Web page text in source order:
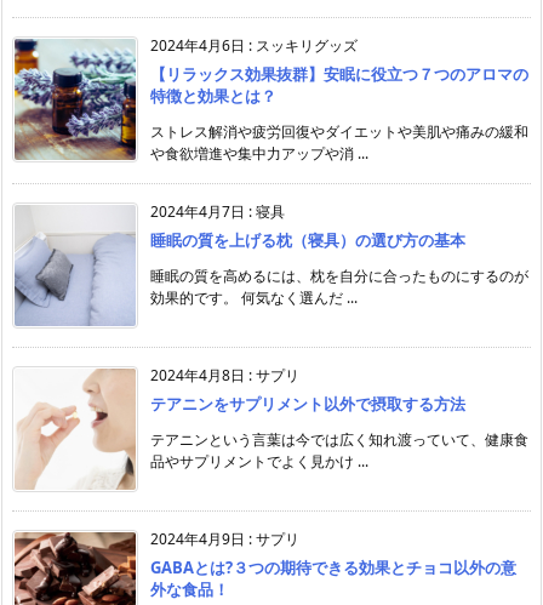
2024年4月6日 : スッキリグッズ
【リラックス効果抜群】安眠に役立つ７つのアロマの
特徴と効果とは？
ストレス解消や疲労回復やダイエットや美肌や痛みの緩和
や食欲増進や集中力アップや消 ...
2024年4月7日 :寝具
睡眠の質を上げる枕（寝具）の選び方の基本
睡眠の質を高めるには、枕を自分に合ったものにするのが
効果的です。 何気なく選んだ ...
2024年4月8日 :サプリ
テアニンをサプリメント以外で摂取する方法
テアニンという言葉は今では広く知れ渡っていて、健康食
品やサプリメントでよく見かけ ...
2024年4月9日 :サプリ
GABAとは?３つの期待できる効果とチョコ以外の意
外な食品！